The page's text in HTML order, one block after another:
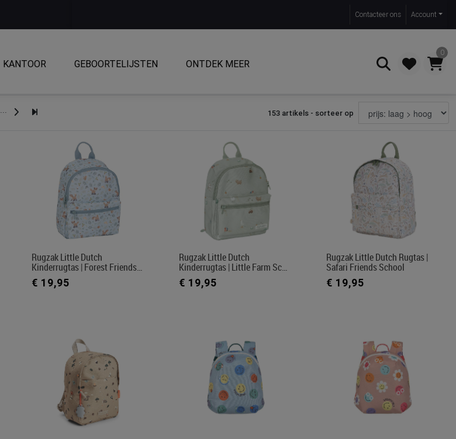
Contacteer ons Account
KANTOOR GEBOORTELIJSTEN ONTDEK MEER
0
Zoeken
... 153 artikels - sorteer op
Rugzak Little Dutch
Kinderrugtas | Forest Friends…
€ 19,95
Rugzak Little Dutch
Kinderrugtas | Little Farm Sc…
€ 19,95
Rugzak Little Dutch Rugtas |
Safari Friends School
€ 19,95